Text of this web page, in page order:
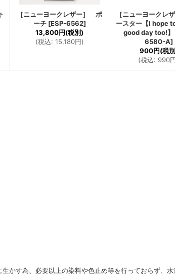
［ニューヨークレザー］ ポ
ーチ [ESP-6562]
13,800円(税別)
(税込: 15,180円)
［ニューヨークレ
ースター【I hope
good day too!】
6580-A]
900円(税
(税込: 990
かす為、必要以上の染料や色止め等を行っておらず、